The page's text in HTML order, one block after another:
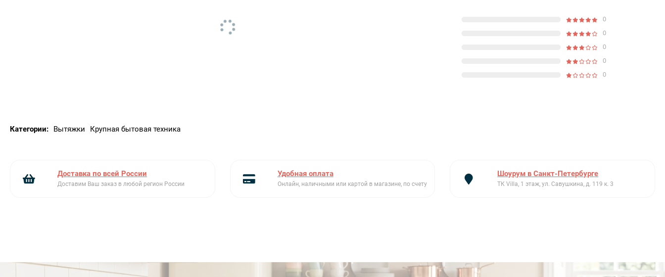
Количество фильтров: 2
Мин. расстояние от газовой варочной панели:
650 мм
Электрическое подключение
0
0
0
0
0
Категории: Вытяжки Крупная бытовая техника
Доставка по всей России
Доставим Ваш заказ в любой регион России
Удобная оплата
Онлайн, наличными или картой в магазине, по счету
Шоурум в Санкт-Петербурге
ТК Villa, 1 этаж, ул. Савушкина, д. 119 к. 3